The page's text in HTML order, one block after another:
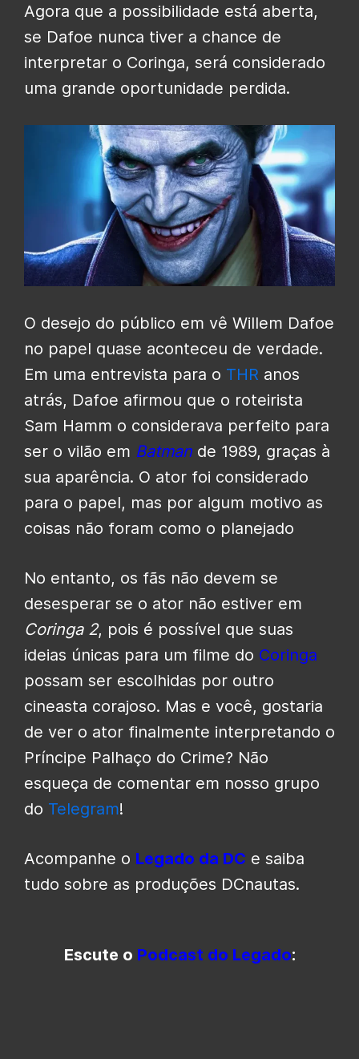
Agora que a possibilidade está aberta,
se Dafoe nunca tiver a chance de
interpretar o Coringa, será considerado
uma grande oportunidade perdida.
O desejo do público em vê Willem Dafoe
no papel quase aconteceu de verdade.
Em uma entrevista para o THR anos
atrás, Dafoe afirmou que o roteirista
Sam Hamm o considerava perfeito para
ser o vilão em Batman de 1989, graças à
sua aparência. O ator foi considerado
para o papel, mas por algum motivo as
coisas não foram como o planejado
No entanto, os fãs não devem se
desesperar se o ator não estiver em
Coringa 2, pois é possível que suas
ideias únicas para um filme do Coringa
possam ser escolhidas por outro
cineasta corajoso. Mas e você, gostaria
de ver o ator finalmente interpretando o
Príncipe Palhaço do Crime? Não
esqueça de comentar em nosso grupo
do Telegram!
Acompanhe o Legado da DC e saiba
tudo sobre as produções DCnautas.
Escute o Podcast do Legado: